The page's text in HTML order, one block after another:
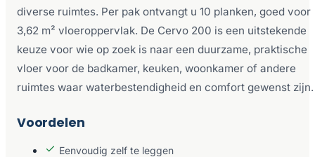
diverse ruimtes. Per pak ontvangt u 10 planken, goed voor
3,62 m² vloeroppervlak. De Cervo 200 is een uitstekende
keuze voor wie op zoek is naar een duurzame, praktische
vloer voor de badkamer, keuken, woonkamer of andere
ruimtes waar waterbestendigheid en comfort gewenst zijn.
Voordelen
Eenvoudig zelf te leggen